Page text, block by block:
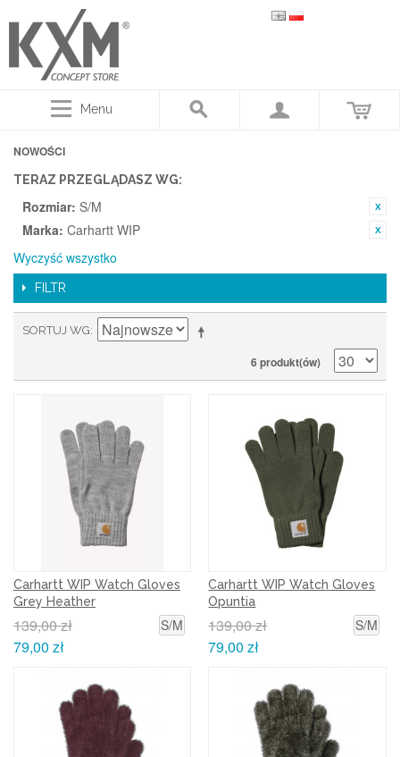
Menu
NOWOŚCI
TERAZ PRZEGLĄDASZ WG:
Rozmiar: S/M
Marka: Carhartt WIP
Wyczyść wszystko
FILTR
SORTUJ WG
6 produkt(ów)
Carhartt WIP Watch Gloves
Grey Heather
S/M
139,00 zł
79,00 zł
Carhartt WIP Watch Gloves
Opuntia
S/M
139,00 zł
79,00 zł